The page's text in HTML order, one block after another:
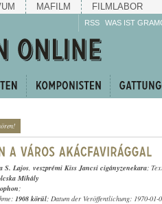
MAFILM FILMLABOR
RSS WAS IST
S. Lajos, veszprémi Kiss Jancsi cigányzenekara;
Mihály
;
1908 körül; Datum der Veröffentlichung: 1970-01-